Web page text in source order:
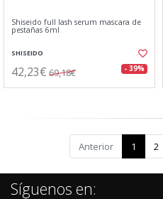
Shiseido full lash serum mascara de
pestañas 6ml
SHISEIDO
42,23€ 69,18€ - 39%
Anterior 1 2
Síguenos en: